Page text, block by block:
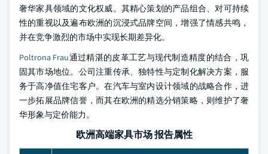
奢华家具领域的文化权威。其精心策划的产品组合、对可持续
性的重视以及遍布欧洲的沉浸式品牌空间，增强了情感共鸣，
并在竞争激烈的市场中实现长期差异化。
Poltrona Frau通过精湛的皮革工艺与现代制造精度的结合，巩
固其市场地位。公司注重传承、独特性与定制化解决方案，服
务于高净值住宅客户。在汽车与室内设计领域的战略合作，进
一步拓展品牌信誉，而其在欧洲的精选分销策略，则维护了奢
华形象与定价能力。
欧洲高端家具市场 报告属性